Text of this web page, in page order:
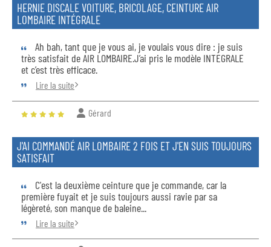
HERNIE DISCALE VOITURE, BRICOLAGE, CEINTURE AIR
LOMBAIRE INTÉGRALE
Ah bah, tant que je vous ai, je voulais vous dire : je suis
très satisfait de AIR LOMBAIRE.J’ai pris le modèle INTEGRALE
et c’est très efficace.
Lire la suite
Gérard
J'AI COMMANDÉ AIR LOMBAIRE 2 FOIS ET J'EN SUIS TOUJOURS
SATISFAIT
C'est la deuxième ceinture que je commande, car la
première fuyait et je suis toujours aussi ravie par sa
légèreté, son manque de baleine...
Lire la suite